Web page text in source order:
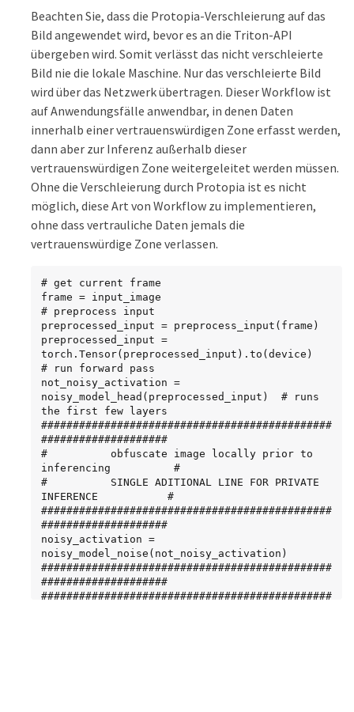
    headers=None,
    request_compression_algorithm=None,
    response_compression_algorithm=None)
#print(results.get_response())
statistics =
triton_client.get_inference_statistics(model_n
ame=model_name, headers=None)
print(statistics)
if len(statistics["model_stats"]) != 1:
    print("FAILED: Inference Statistics")
    sys.exit(1)
loc_numpy = results.as_numpy("OUTPUT__0")
pred_numpy = results.as_numpy("OUTPUT__1")
##############################################
########################################
# postprocess output
clean_outputs = postprocess_outputs(
    clean_pred, [[input_image_width,
input_image_height]], priors, THRESHOLD
# draw rectangles
clean_frame = copy.deepcopy(frame)  # needs to
be deep copy
for (x1, y1, x2, y2, s) in clean_outputs[0]:
    x1, y1 = int(x1), int(y1)
    x2, y2 = int(x2), int(y2)
    cv2.rectangle(clean_frame, (x1, y1), (x2,
y2), (0, 0, 255), 4)
Beachten Sie, dass die Protopia-Verschleierung auf das
Bild angewendet wird, bevor es an die Triton-API
übergeben wird. Somit verlässt das nicht verschleierte
Bild nie die lokale Maschine. Nur das verschleierte Bild
wird über das Netzwerk übertragen. Dieser Workflow ist
auf Anwendungsfälle anwendbar, in denen Daten
innerhalb einer vertrauenswürdigen Zone erfasst werden,
dann aber zur Inferenz außerhalb dieser
vertrauenswürdigen Zone weitergeleitet werden müssen.
Ohne die Verschleierung durch Protopia ist es nicht
möglich, diese Art von Workflow zu implementieren,
ohne dass vertrauliche Daten jemals die
vertrauenswürdige Zone verlassen.
# get current frame
frame = input_image
# preprocess input
preprocessed_input = preprocess_input(frame)
preprocessed_input =
torch.Tensor(preprocessed_input).to(device)
# run forward pass
not_noisy_activation =
noisy_model_head(preprocessed_input)  # runs
the first few layers
##############################################
####################
#          obfuscate image locally prior to
inferencing          #
#          SINGLE ADITIONAL LINE FOR PRIVATE
INFERENCE           #
##############################################
####################
noisy_activation =
noisy_model_noise(not_noisy_activation)
##############################################
####################
##############################################